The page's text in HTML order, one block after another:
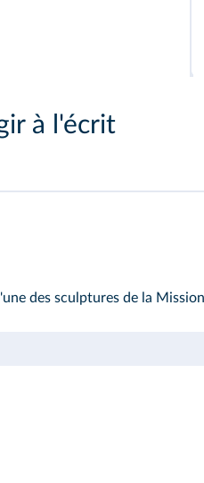
à l'écrit
des sculptures de la